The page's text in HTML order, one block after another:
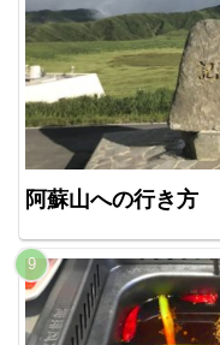
阿蘇山への行き方